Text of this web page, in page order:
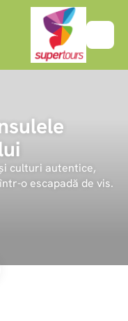
culturi autentice,
o escapadă de vis.